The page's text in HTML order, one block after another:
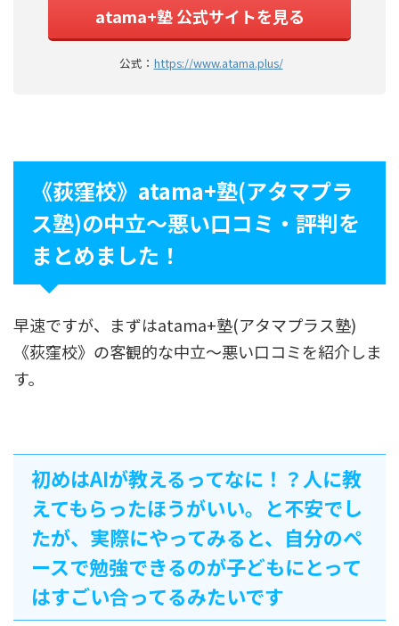
atama+塾 公式サイトを見る
公式： https://www.atama.plus/
《荻窪校》atama+塾(アタマプラ
ス塾)の中立〜悪い口コミ・評判を
まとめました！
早速ですが、まずはatama+塾(アタマプラス塾)
《荻窪校》の客観的な中立〜悪い口コミを紹介しま
す。
初めはAIが教えるってなに！？人に教
えてもらったほうがいい。と不安でし
たが、実際にやってみると、自分のペ
ースで勉強できるのが子どもにとって
はすごい合ってるみたいです